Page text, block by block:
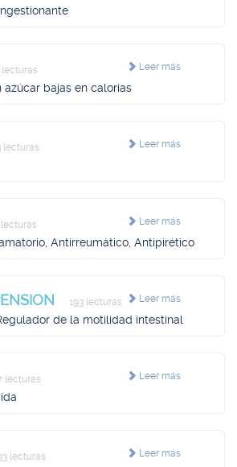
Leer más
lecturas
azúcar bajas en calorías
Leer más
lecturas
Leer más
Antirreumático, Antipirético
Leer más
193 lecturas
de la motilidad intestinal
Leer más
lecturas
Leer más
lecturas